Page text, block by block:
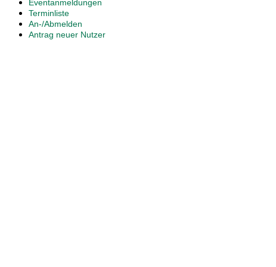
Eventanmeldungen
Terminliste
An-/Abmelden
Antrag neuer Nutzer